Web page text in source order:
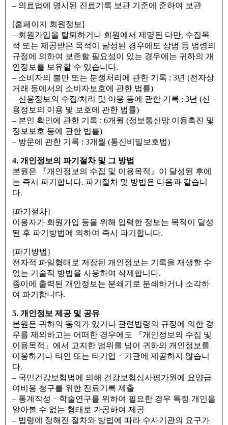
– 의료법에 명시된 진료기록 보관 기준에 준하여 보관
[홈페이지 회원정보]
– 회원가입을 탈퇴하거나 회원에서 제명된 다만, 수집목
적 또는 제공받은 목적이 달성된 경우에도 상법 등 법령의
규정에 의하여 보존할 필요성이 있는 경우에는 귀하의 개
인정보를 보유할 수 있습니다.
– 소비자의 불만 또는 분쟁처리에 관한 기록 : 3년 (전자상
거래 등에서의 소비자보호에 관한 법률)
– 신용정보의 수집/처리 및 이용 등에 관한 기록 : 3년 (신
용정보의 이용 및 보호에 관한 법률)
– 본인 확인에 관한 기록 : 6개월 (정보통신망 이용촉진 및
정보보호 등에 관한 법률)
– 방문에 관한 기록 : 3개월 (통신비밀보호법)
4. 개인정보의 파기절차 및 그 방법
본원은 『개인정보의 수집 및 이용목적』이 달성된 후에
는 즉시 파기합니다. 파기절차 및 방법은 다음과 같습니
다.
[파기절차]
이용자가 회원가입 등을 위해 입력한 정보는 목적이 달성
된 후 파기방법에 의하여 즉시 파기합니다.
[파기방법]
전자적 파일형태로 저장된 개인정보는 기록을 재생할 수
없는 기술적 방법을 사용하여 삭제합니다.
종이에 출력된 개인정보는 분쇄기로 분쇄하거나 소각하
여 파기합니다.
5. 개인정보 제공 및 공유
본원은 귀하의 동의가 있거나 관련법령의 규정에 의한 경
우를 제외하고는 어떠한 경우에도 『개인정보의 수집 및
이용목적』에서 고지한 범위를 넘어 귀하의 개인정보를
이용하거나 타인 또는 타기업ㆍ기관에 제공하지 않습니
다.
– 국민건강보험법에 의해 건강보험심사평가원에 요양급
여비용 청구를 위한 진료기록 제출
– 통계작성ㆍ학술연구를 위하여 필요한 경우 특정 개인을
알아볼 수 없는 형태로 가공하여 제공
– 법령에 정해진 절차와 방법에 따라 수사기관의 요구가